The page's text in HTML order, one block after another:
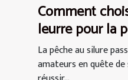
Comment
leurre pour la
La pêche au silure
amateurs en quête